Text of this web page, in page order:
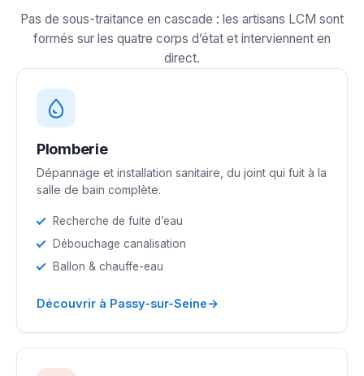
Pas de sous-traitance en cascade : les artisans LCM sont
formés sur les quatre corps d’état et interviennent en
direct.
Plomberie
Dépannage et installation sanitaire, du joint qui fuit à la
salle de bain complète.
Recherche de fuite d’eau
Débouchage canalisation
Ballon & chauffe-eau
Découvrir à Passy-sur-Seine→